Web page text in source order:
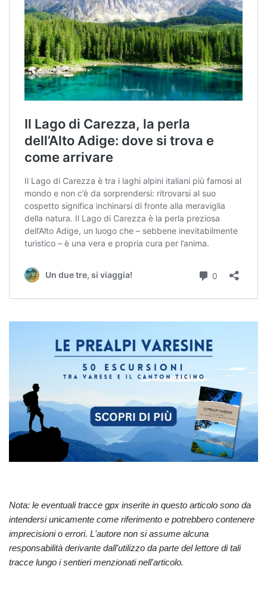
Nota: le eventuali tracce gpx inserite in questo articolo sono da
intendersi unicamente come riferimento e potrebbero contenere
imprecisioni o errori. L'autore non si assume alcuna
responsabilità derivante dall'utilizzo da parte del lettore di tali
tracce lungo i sentieri menzionati nell'articolo.